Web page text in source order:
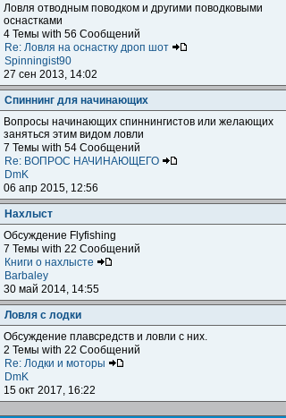
Ловля отводным поводком и другими поводковыми
оснастками
4 Темы with 56 Сообщений
Re: Ловля на оснастку дроп шот
Spinningist90
27 сен 2013, 14:02
Спиннинг для начинающих
Вопросы начинающих спиннингистов или желающих
заняться этим видом ловли
7 Темы with 54 Сообщений
Re: ВОПРОС НАЧИНАЮЩЕГО
DmK
06 апр 2015, 12:56
Нахлыст
Обсуждение Flyfishing
7 Темы with 22 Сообщений
Книги о нахлысте
Barbaley
30 май 2014, 14:55
Ловля с лодки
Обсуждение плавсредств и ловли с них.
2 Темы with 22 Сообщений
Re: Лодки и моторы
DmK
15 окт 2017, 16:22